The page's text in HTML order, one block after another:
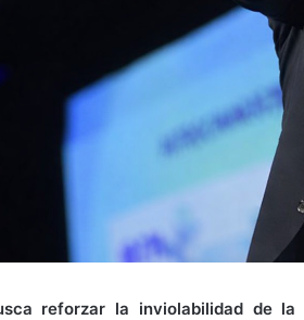
reforzar la inviolabilidad de la